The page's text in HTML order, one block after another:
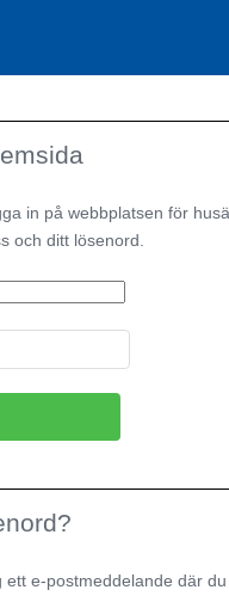
in på webbplatsen för
och ditt lösenord.
e-postmeddelande där